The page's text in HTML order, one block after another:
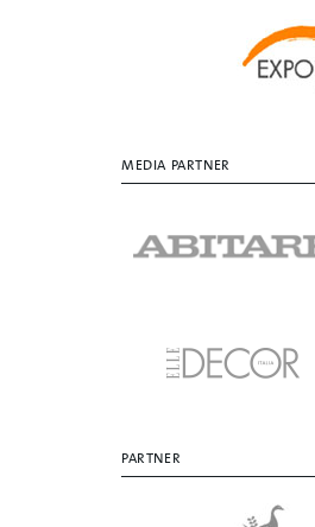
MEDIA PARTNER
PARTNER